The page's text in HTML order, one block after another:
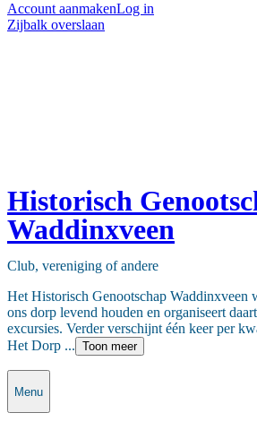
Account aanmakenLog in
Zijbalk overslaan
Historisch
Waddinxveen
Club, vereniging of andere
Het Historisch Genootschap Waddinxveen
ons dorp levend houden en organiseert
excursies. Verder verschijnt één keer per
Het Dorp ... Toon meer
Menu